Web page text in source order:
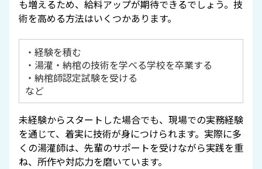
も増えるため、給料アップが期待できるでしょう。技
術を高める方法はいくつかあります。
・経験を積む
・湯灌・納棺の技術を学べる学校を卒業する
・納棺師認定試験を受ける
など
未経験からスタートした場合でも、現場での実務経験
を通じて、着実に技術が身につけられます。実際に多
くの湯灌師は、先輩のサポートを受けながら実践を重
ね、所作や対応力を磨いています。